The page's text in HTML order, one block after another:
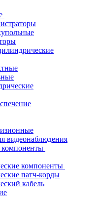
видеонаблюдения
компоненты
компоненты
патч-корды
кабель